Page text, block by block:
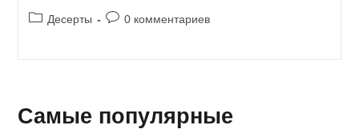
Рубрика
Десерты
Комментарии
0 комментариев
Самые популярные